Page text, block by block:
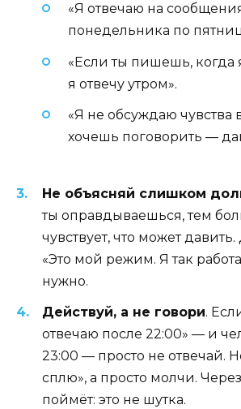
«Я отвечаю на
понедельника по
«Если ты пишешь, когда
я отвечу утром».
«Я не обсуждаю чувства
хочешь поговорить —
Не объясняй слишком
ты оправдываешься, тем
чувствует, что может давить.
«Это мой режим. Я так
нужно.
Действуй, а не говори.
отвечаю после 22:00» — и
23:00 — просто не отвечай.
сплю», а просто молчи.
поймёт: это не шутка.